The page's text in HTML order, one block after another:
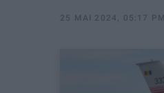
25 MAI 2024, 05:17 PM